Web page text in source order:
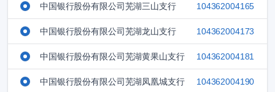
中国银行股份有限公司芜湖三山支行 104362004165
中国银行股份有限公司芜湖龙山支行 104362004173
中国银行股份有限公司芜湖黄果山支行 104362004181
中国银行股份有限公司芜湖凤凰城支行 104362004190